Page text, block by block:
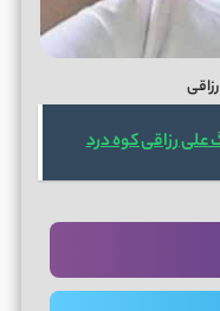
علی رزاقی کوه درد